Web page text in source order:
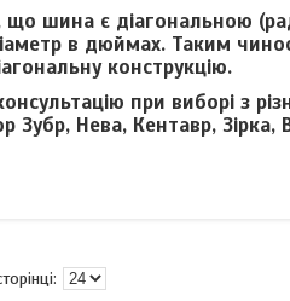
шина є діагональною
в дюймах. Таким
конструкцію.
при виборі з
Нева, Кентавр, Зірка,